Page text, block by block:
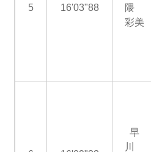
5 16'03"88
隈
彩美
早
川